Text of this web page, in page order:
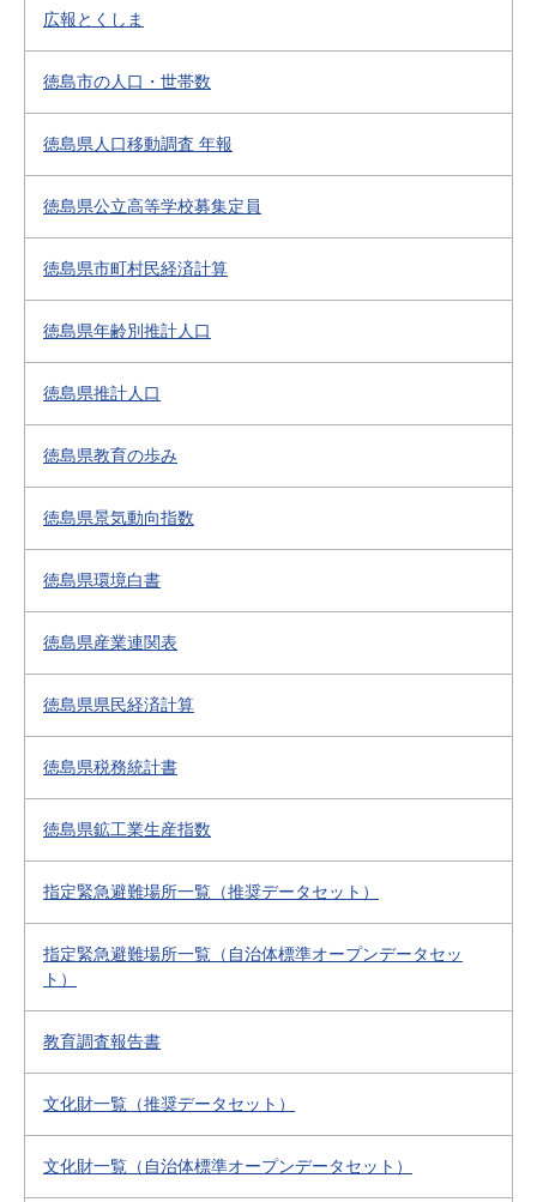
広報とくしま
徳島市の人口・世帯数
徳島県人口移動調査 年報
徳島県公立高等学校募集定員
徳島県市町村民経済計算
徳島県年齢別推計人口
徳島県推計人口
徳島県教育の歩み
徳島県景気動向指数
徳島県環境白書
徳島県産業連関表
徳島県県民経済計算
徳島県税務統計書
徳島県鉱工業生産指数
指定緊急避難場所一覧（推奨データセット）
指定緊急避難場所一覧（自治体標準オープンデータセッ
ト）
教育調査報告書
文化財一覧（推奨データセット）
文化財一覧（自治体標準オープンデータセット）